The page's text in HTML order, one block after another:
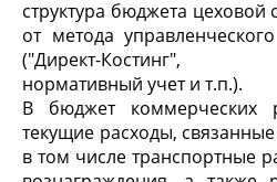
структура бюджета цеховой
от метода
("Директ-Костинг",
нормативный учет и т.п.).
В бюджет коммерческих
текущие расходы,
в том числе транспортные